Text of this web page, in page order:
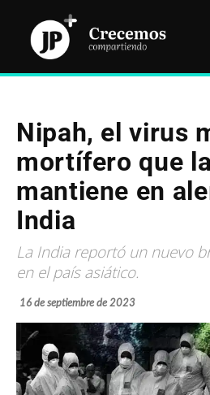
Nipah, el virus
mortífero que
mantiene en
India
La India reportó un nuevo
en el país asiático.
16 de septiembre de 2023